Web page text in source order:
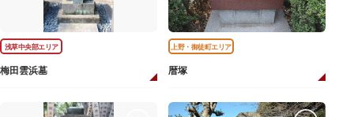
浅草中央部エリア
梅田雲浜墓
上野・御徒町エリア
暦塚